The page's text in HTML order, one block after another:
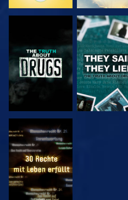
ANSEHEN
ANSEHEN